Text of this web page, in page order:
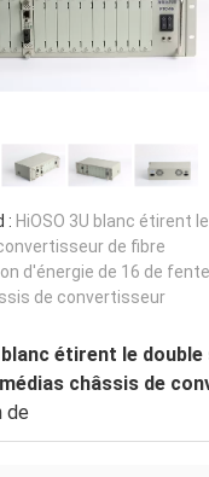
: HiOSO 3U blanc étirent
de fibre
d'énergie de 16 de
de convertisseur
blanc étirent le
châssis de
de